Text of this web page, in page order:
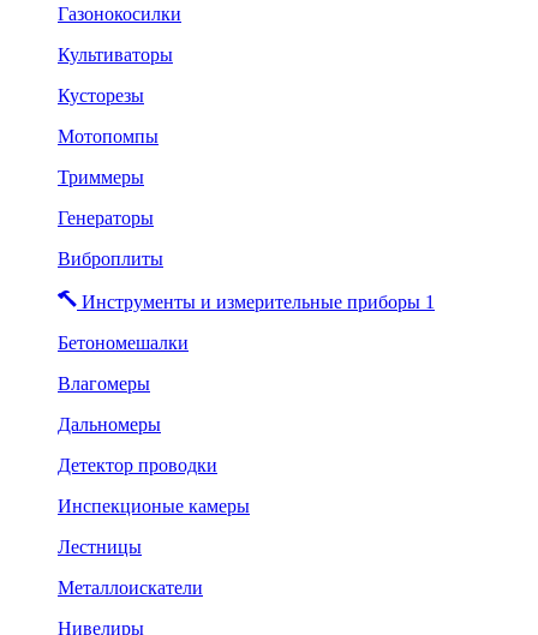
Газонокосилки
Культиваторы
Кусторезы
Мотопомпы
Триммеры
Генераторы
Виброплиты
Инструменты и измерительные приборы 1
Бетономешалки
Влагомеры
Дальномеры
Детектор проводки
Инспекционые камеры
Лестницы
Металлоискатели
Нивелиры